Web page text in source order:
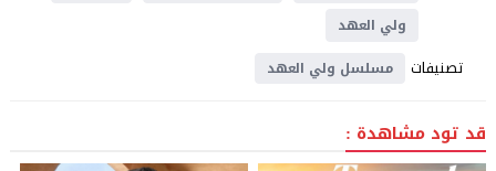
ولي العهد
تصنيفات مسلسل ولي العهد
قد تود مشاهدة :